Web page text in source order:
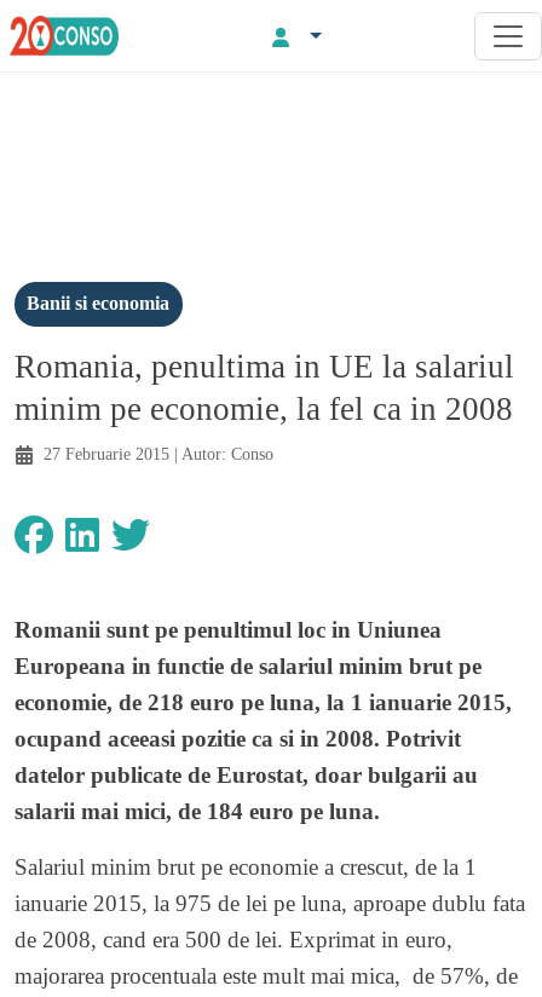
Banii si economia
Romania, penultima in UE la salariul
minim pe economie, la fel ca in 2008
27 Februarie 2015 | Autor: Conso
Romanii sunt pe penultimul loc in Uniunea
Europeana in functie de salariul minim brut pe
economie, de 218 euro pe luna, la 1 ianuarie 2015,
ocupand aceeasi pozitie ca si in 2008. Potrivit
datelor publicate de Eurostat, doar bulgarii au
salarii mai mici, de 184 euro pe luna.
Salariul minim brut pe economie a crescut, de la 1
ianuarie 2015, la 975 de lei pe luna, aproape dublu fata
de 2008, cand era 500 de lei. Exprimat in euro,
majorarea procentuala este mult mai mica, de 57%, de